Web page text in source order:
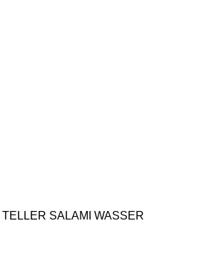
SALAMI WASSER